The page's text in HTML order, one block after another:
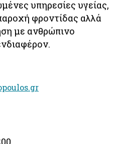
υπηρεσίες υγείας,
φροντίδας αλλά
με ανθρώπινο